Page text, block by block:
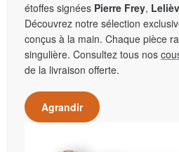
étoffes signées Pierre Frey,
Découvrez notre sélection
conçus à la main. Chaque pièce
singulière. Consultez tous nos
de la livraison offerte.
Agrandir